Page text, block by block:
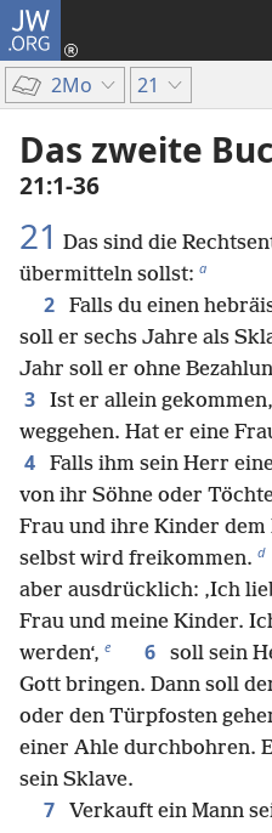
JW.ORG
2Mo 21
Das zweite
21:1-36
21 Das sind die
übermitteln sollst: a
2 Falls du einen
soll er sechs Jahre als
Jahr soll er ohne
3
Ist er allein
weggehen. Hat er eine
4
Falls ihm sein Herr
von ihr Söhne oder
Frau und ihre Kinder
selbst wird freikommen. d
aber ausdrücklich: ‚Ich
Frau und meine Kinder.
werden‘, e 6
soll sein
Gott bringen. Dann soll
oder den Türpfosten
einer Ahle durchbohren.
sein Sklave.
7
Verkauft ein Mann